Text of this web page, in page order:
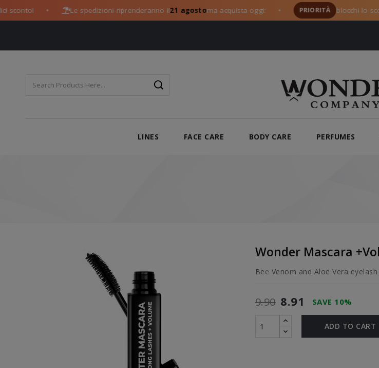
● Le spedizioni riprenderanno il21 agostoma acquista oggi: ● PRIORITÀ blocchi lo sconto
LINES FACE CARE BODY CARE PERFUMES
Wonder Mascara
Bee Venom and Aloe Vera
9.90 8.91 SAVE 10%
ADD TO CART